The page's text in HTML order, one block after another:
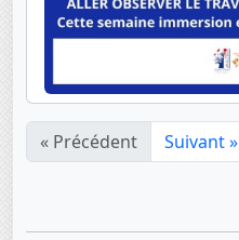
« Précédent Suivant »